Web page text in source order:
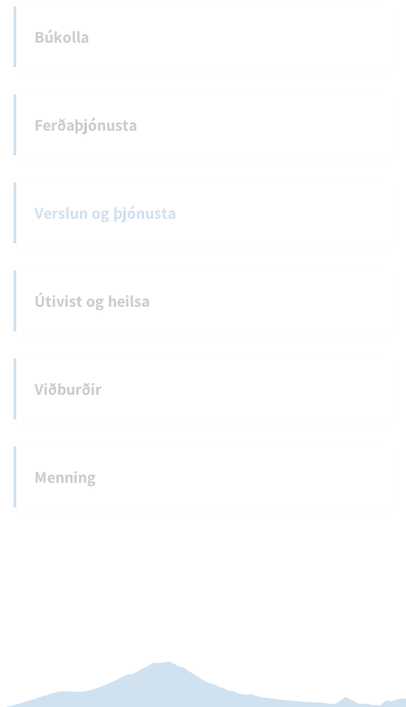
Búkolla
Ferðaþjónusta
Verslun og þjónusta
Útivist og heilsa
Viðburðir
Menning